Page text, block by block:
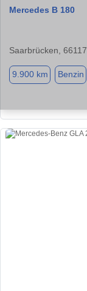
Mercedes B 180
Saarbrücken, 66117
9.900 km Benzin